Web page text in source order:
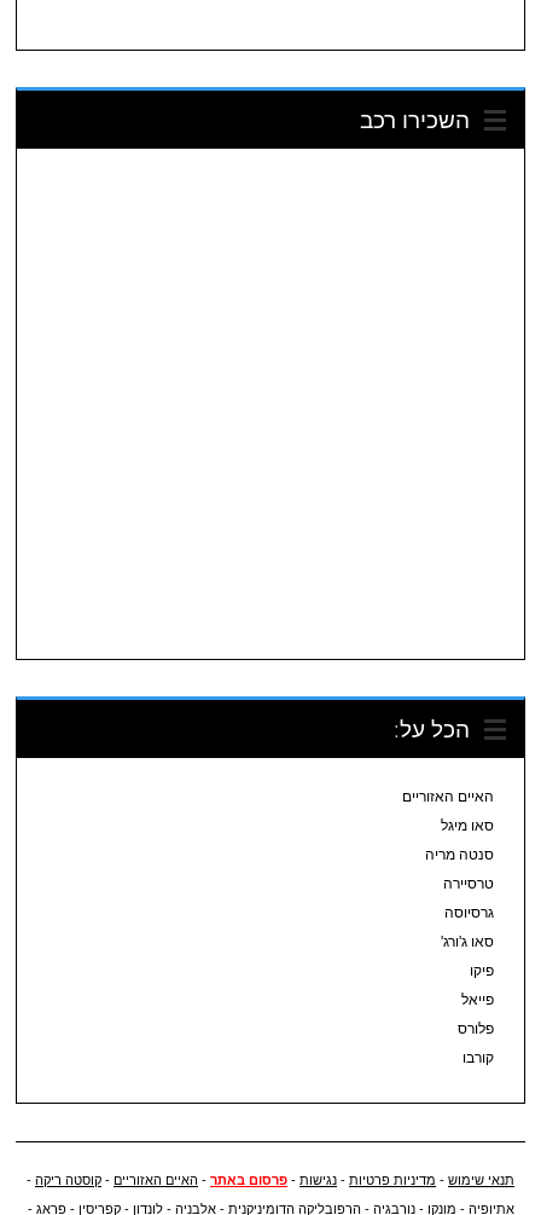
השכירו רכב
הכל על:
האיים האזוריים
סאו מיגל
סנטה מריה
טרסיירה
גרסיוסה
סאו ג'ורג'
פיקו
פייאל
פלורס
קורבו
תנאי שימוש - מדיניות פרטיות - נגישות - פרסום באתר - האיים האזוריים - קוסטה ריקה -
אתיופיה - מונקו -נורבגיה -הרפובליקה הדומיניקנית -אלבניה -לונדון -קפריסין -פראג -